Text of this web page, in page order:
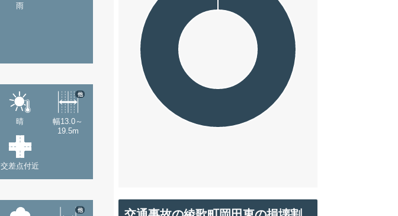
雨
晴
幅13.0～
19.5m
他
交差点付近
他